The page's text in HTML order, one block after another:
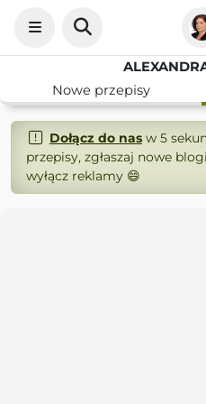
Nowe przepisy
Dołącz do nasw 5
przepisy, zgłaszaj nowe
wyłącz reklamy 😄